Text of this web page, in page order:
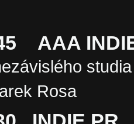
AAA
studia
Rosa